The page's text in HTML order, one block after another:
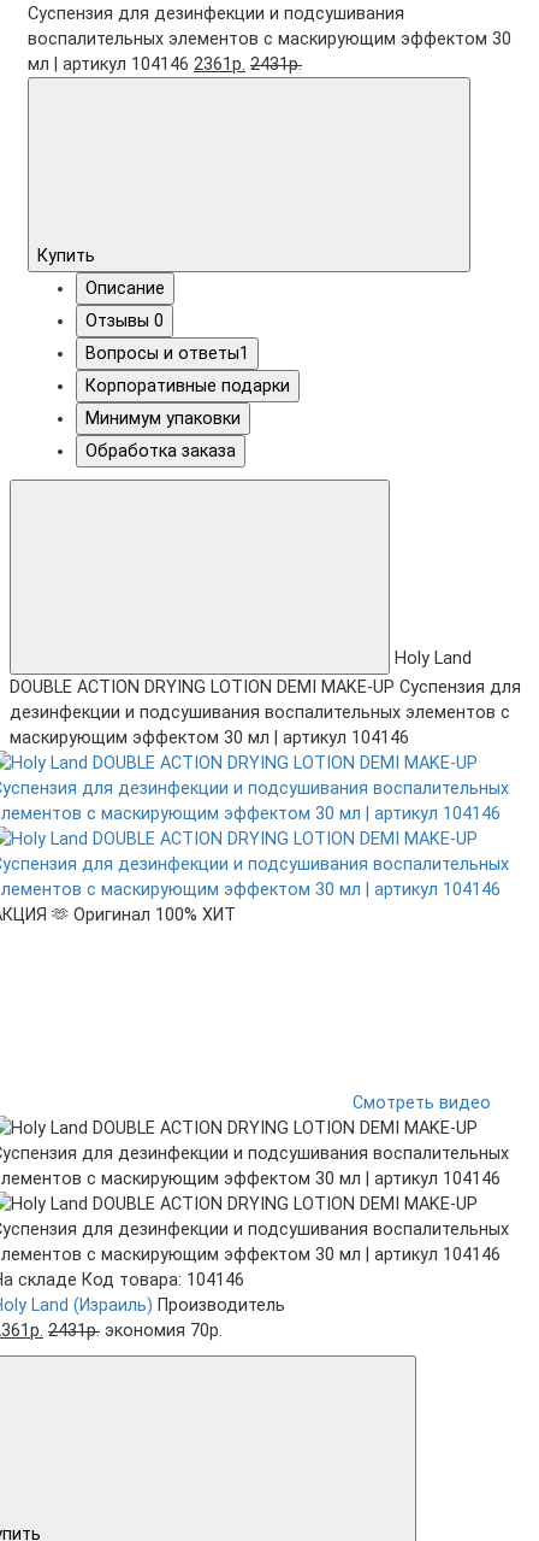
Суспензия для дезинфекции и подсушивания
воспалительных элементов с маскирующим эффектом 30
мл | артикул 104146 2361р. 2431р.
Купить
Описание
Отзывы 0
Вопросы и ответы1
Корпоративные подарки
Минимум упаковки
Обработка заказа
Holy Land
DOUBLE ACTION DRYING LOTION DEMI MAKE-UP Суспензия для
дезинфекции и подсушивания воспалительных элементов с
маскирующим эффектом 30 мл | артикул 104146
🫶 Оригинал 100% ХИТ
Смотреть видео
складе Код товара: 104146
Land (Израиль) Производитель
2431р. экономия 70р.